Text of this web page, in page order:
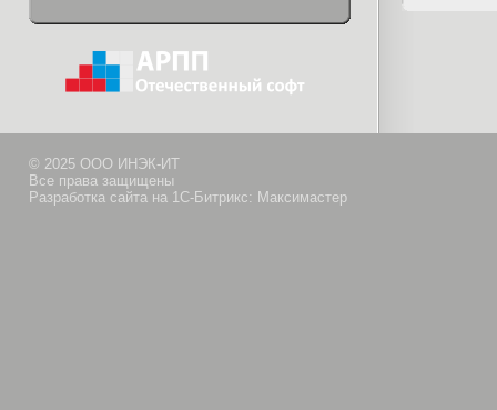
© 2025 ООО ИНЭК-ИТ
Все права защищены
Разработка сайта на 1С-Битрикс: Максимастер